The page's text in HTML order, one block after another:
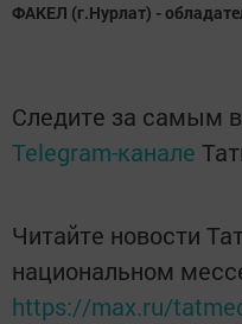
ФАКЕЛ (г.Нурлат) -
Следите за самым
Telegram-канале
Читайте новости
национальном
https://max.ru/